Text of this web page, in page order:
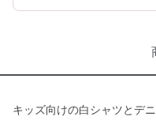
キッズ向けの白シャツとデ